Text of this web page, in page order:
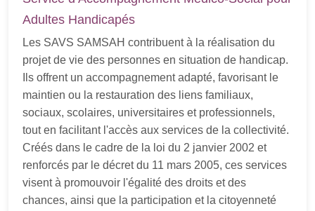
Entreprise Adaptée de Restauration
Collective
1 Rue des Frères Lumières Saint-Dizier
Habitat
14/16 allée Gustave Eiffel Saint-Dizier
Habitat Bise
66 rue Jean Camus Saint-Dizier
Adultes Handicapés
Les SAVS SAMSAH contribuent à la réalisation du
projet de vie des personnes en situation de handicap.
Ils offrent un accompagnement adapté, favorisant le
maintien ou la restauration des liens familiaux,
sociaux, scolaires, universitaires et professionnels,
tout en facilitant l'accès aux services de la collectivité.
Créés dans le cadre de la loi du 2 janvier 2002 et
renforcés par le décret du 11 mars 2005, ces services
visent à promouvoir l'égalité des droits et des
chances, ainsi que la participation et la citoyenneté